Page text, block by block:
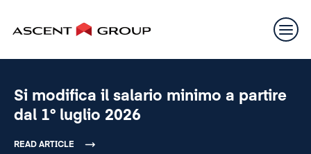
Si modifica il salario minimo a partire
dal 1° luglio 2026
READ ARTICLE